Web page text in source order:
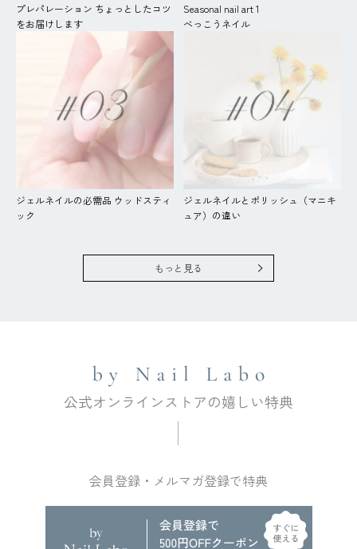
プレパレーション ちょっとしたコツ
をお届けします
Seasonal nail art 1
べっこうネイル
ジェルネイルの必需品 ウッドスティ
ック
ジェルネイルとポリッシュ（マニキ
ュア）の違い
もっと見る
会員登録・メルマガ登録で特典